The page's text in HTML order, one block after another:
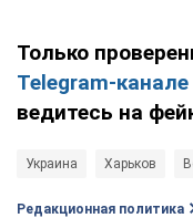
Только
Telegram-канале
ведитесь на
Украина Харьков
Редакционная политика